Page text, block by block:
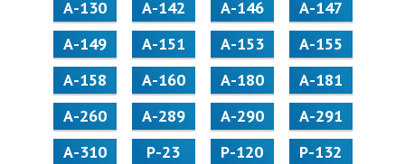
А-130
А-142 А-146
А-147
А-149
А-151 А-153
А-155
А-158
А-160 А-180
А-181
А-260
А-289 А-290
А-291
А-310
Р-23 Р-120
Р-132